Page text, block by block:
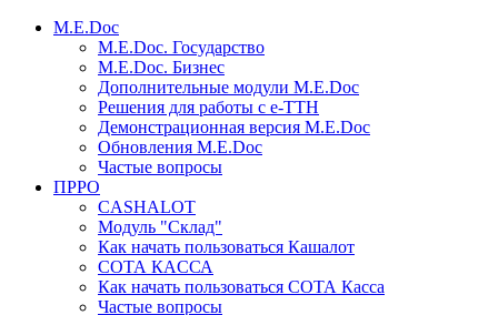
M.E.Doc
M.E.Doc. Государство
M.E.Doc. Бизнес
Дополнительные модули M.E.Doc
Решения для работы с е-ТТН
Демонстрационная версия M.E.Doc
Обновления M.E.Doc
Частые вопросы
ПРРО
CASHALOT
Модуль "Склад"
Как начать пользоваться Кашалот
СОТА КАCСА
Как начать пользоваться СОТА Касса
Частые вопросы